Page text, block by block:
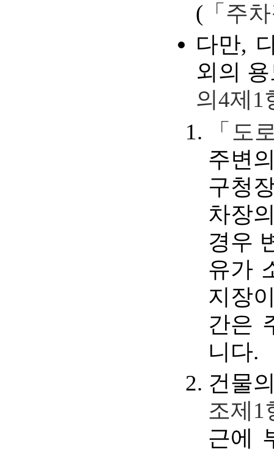
( 「주
다만,
외의
의4제1
「도
주변
구청
차장
경우
유가
지장
간은
니다.
건물
조제1
근에